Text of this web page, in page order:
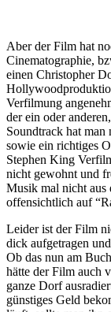
Aber der Film hat
Cinematographie,
einen Christopher
Verfilmung
der ein oder
Soundtrack hat
sowie ein richtiges
Stephen King
nicht gewohnt und
Musik mal nicht aus
offensichtlich auf
Leider ist der Film
dick aufgetragen
Ob das nun am
hätte der Film auch
ganze Dorf
günstiges Geld